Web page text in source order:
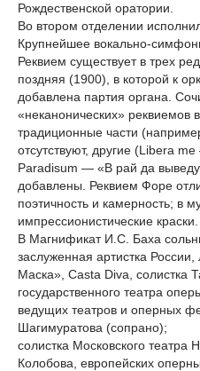
Рождественской оратории.
Во втором отделении
Крупнейшее вокально-
Реквием существует в трех
поздняя (1900), в которой к
добавлена партия органа.
«неканонических» реквиемов
традиционные части
отсутствуют, другие (Libera
Paradisum — «В рай да
добавлены. Реквием Форе
поэтичность и камерность; в
импрессионистические краски.
В Магнификат И.С. Баха
заслуженная артистка
Маска», Casta Diva, солистка
государственного театра
ведущих театров и оперных
Шагимуратова (сопрано);
солистка Московского
Колобова, европейских